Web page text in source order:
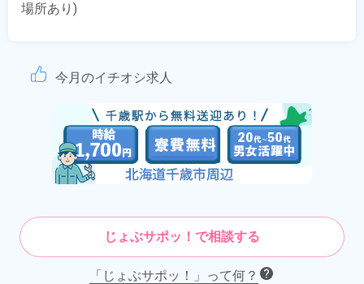
場所あり)
今月のイチオシ求人
じょぶサポッ！で相談する
「じょぶサポッ！」って何？